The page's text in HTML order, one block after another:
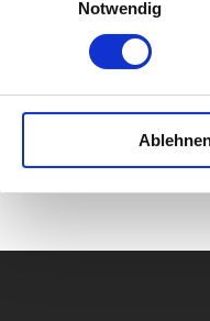
Notwendig
Sie ihn bitte per E-Mail
Fragebogen aus und
Ort-Termin oder
Adresse